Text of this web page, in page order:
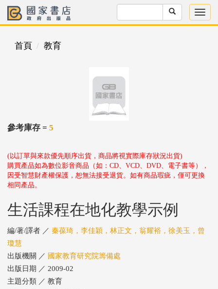
首頁 教育
參考庫存 = 5
(以訂單與來款優先順序出貨，商品將視實際庫存狀況出貨)
購買產品如為數位影音商品（如：CD、VCD、DVD、電子書等），
因受智慧財產權保護，恕無法接受退貨。如有商品瑕疵，僅可更換
相同產品。
生活課程在地化教學示例
編/著/譯者 ／ 秦葆琦，李佳穎，林正文，翁耀裕，徐美玉，曾
瓊慧
出版機關 ／ 國家教育研究院籌備處
出版日期 ／ 2009-02
主題分類 ／ 教育